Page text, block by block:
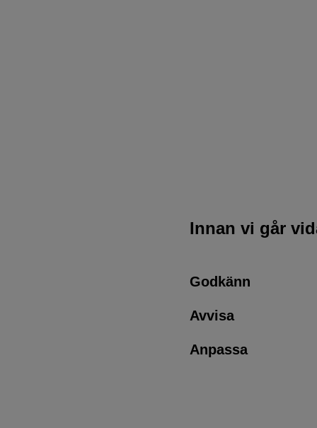
Innan vi går
Anpassa
Avvisa
Godkänn